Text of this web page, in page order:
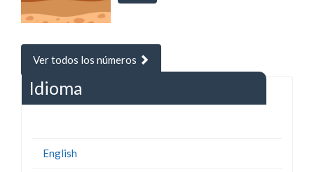
Ver todos los números
Idioma
English